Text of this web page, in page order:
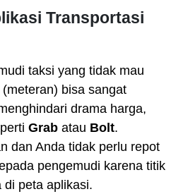
Transportasi
taksi yang tidak mau
bisa sangat
drama harga,
Grab atau Bolt.
dan Anda tidak perlu repot
pengemudi karena titik
di peta aplikasi.